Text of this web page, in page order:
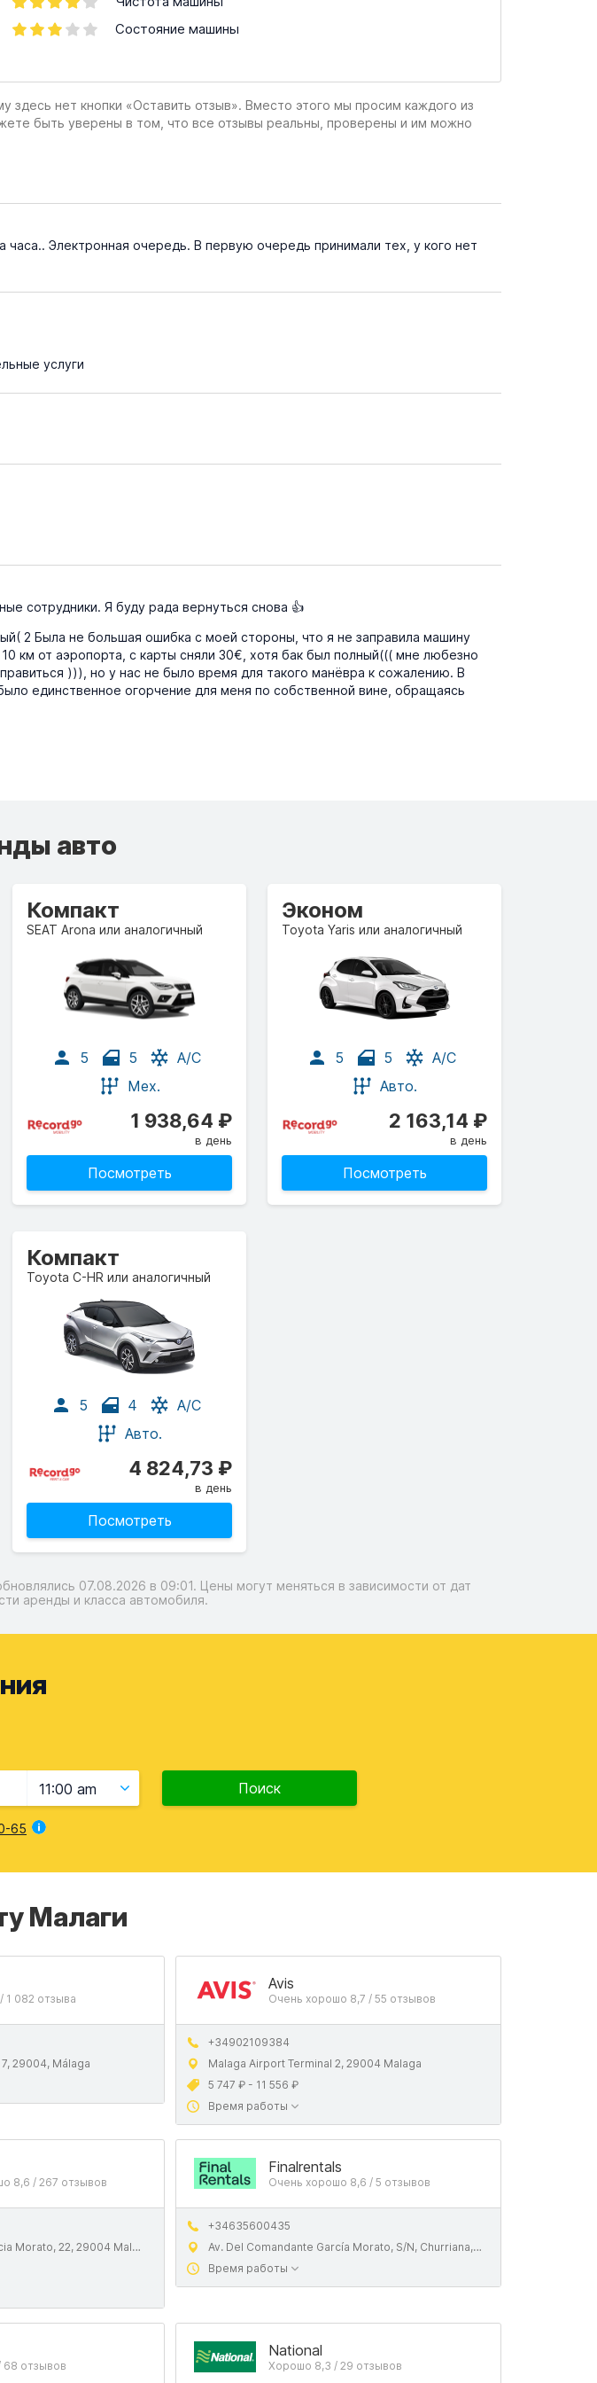
Состояние машины
нет кнопки «Оставить отзыв». Вместо этого мы просим каждого из
быть уверены в том, что все отзывы реальны, проверены и им можно
Электронная очередь. В первую очередь принимали тех, у кого нет
услуги
сотрудники. Я буду рада вернуться снова 👍
2 Была не большая ошибка с моей стороны, что я не заправила машину
км от аэропорта, с карты сняли 30€, хотя бак был полный((( мне любезно
))), но у нас не было время для такого манёвра к сожалению. В
единственное огорчение для меня по собственной вине, обращаясь
авто
Компакт
SEAT Arona или аналогичный
5 5
A/C
Мех.
1 938,64 ₽
в день
Посмотреть
Эконом
Toyota Yaris или аналогичный
5 5
A/C
Авто.
2 163,14 ₽
в день
Посмотреть
Компакт
Toyota C-HR или аналогичный
5 4
A/C
Авто.
4 824,73 ₽
в день
Посмотреть
07.08.2026 в 09:01. Цены могут меняться в зависимости от дат
аренды и класса автомобиля.
11:00 am Поиск
65
Малаги
1 082 отзыва
29004, Málaga
Avis
Очень хорошо 8,7 / 55 отзывов
+34902109384
Malaga Airport Terminal 2, 29004 Malaga
5 747 ₽ - 11 556 ₽
Время работы
8,6 / 267 отзывов
Morato, 22, 29004 Malaga
Finalrentals
Очень хорошо 8,6 / 5 отзывов
+34635600435
Av. Del Comandante García Morato, S/N, Churriana, 29004, Málaga
Время работы
отзывов
National
Хорошо 8,3 / 29 отзывов